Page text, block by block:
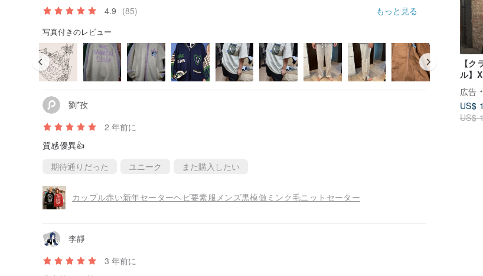
【ク
ル】
肩ベ
広告
US$
US$
4.9 (85) もっと見る
写真付きのレビュー
劉*孜
2 年前に
質感優異👍
期待通りだった
ユニーク また購入したい
カップル赤い新年セーターヘビ要素服メンズ黒模倣ミンク毛ニットセーター
李靜
3 年前に